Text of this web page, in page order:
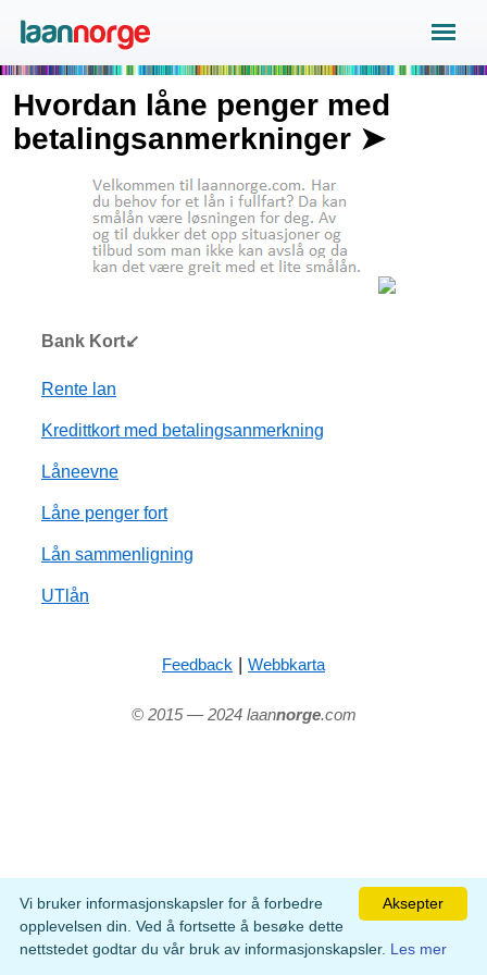
Hvordan låne penger med
betalingsanmerkninger ➤
Bank Kort↙
Rente lan
Kredittkort med betalingsanmerkning
Låneevne
Låne penger fort
Lån sammenligning
UTlån
Feedback | Webbkarta
© 2015 — 2024 laannorge.com
Aksepter
Vi bruker informasjonskapsler for å forbedre
opplevelsen din. Ved å fortsette å besøke dette
nettstedet godtar du vår bruk av informasjonskapsler. Les mer